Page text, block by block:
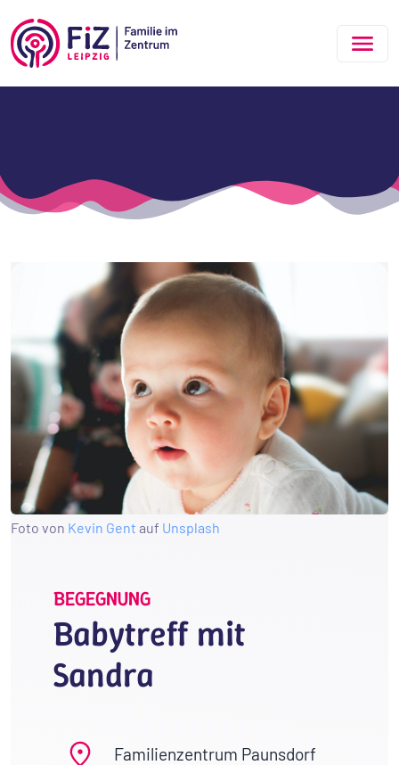
Foto von Kevin Gent auf Unsplash
BEGEGNUNG
Babytreff mit
Sandra
Familienzentrum Paunsdorf